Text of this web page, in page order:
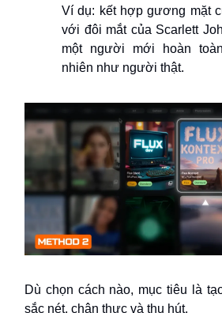
Ví dụ: kết hợp gương mặt
với đôi mắt của Scarlett
một người mới hoàn
nhiên như người thật.
Dù chọn cách nào, mục tiêu là
sắc nét, chân thực và thu hút.